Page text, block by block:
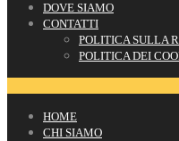
DOVE SIAMO
CONTATTI
POLITICA SULLA
POLITICA DEI
HOME
CHI SIAMO